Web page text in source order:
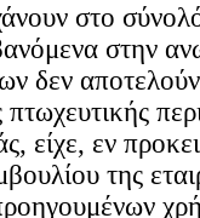
στο
στην
δεν
είχε, εν
της